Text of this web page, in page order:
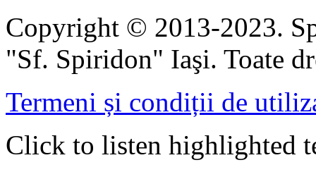
Copyright © 2013-2023.
"Sf. Spiridon" Iaşi. Toate
Termeni și condiții de
Click to listen highlighted